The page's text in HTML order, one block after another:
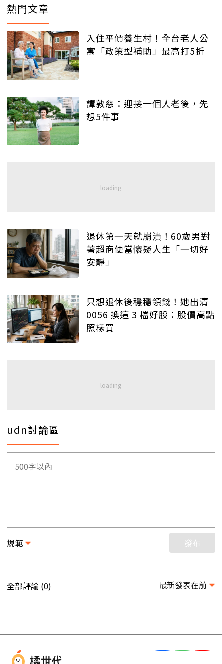
熱門文章
入住平價養生村！全台老人公
寓「政策型補助」最高打5折
譚敦慈：迎接一個人老後，先
想5件事
退休第一天就崩潰！60歲男對
著超商便當懷疑人生「一切好
安靜」
只想退休後穩穩領錢！她出清
0056 換這 3 檔好股：股價高點
照樣買
udn討論區
規範 發布
全部評論 (0) 最新發表在前